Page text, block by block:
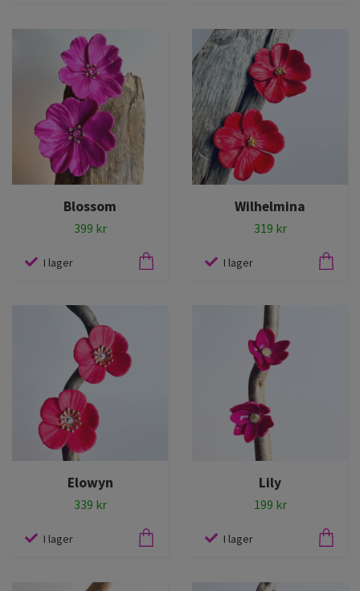
Blossom
399 kr
I lager
Wilhelmina
319 kr
I lager
Elowyn
339 kr
I lager
Lily
199 kr
I lager